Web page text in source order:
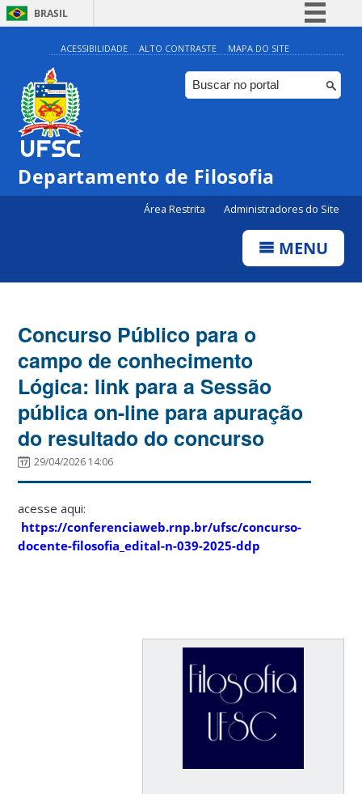
BRASIL
Simplifique!
Comunica BR
Participe
Canais
ACESSIBILIDADE ALTO CONTRASTE MAPA DO SITE
Departamento de Filosofia
Área Restrita Administradores do Site
MENU
Concurso Público para o
campo de conhecimento
Lógica: link para a Sessão
pública on-line para apuração
do resultado do concurso
29/04/2026 14:06
acesse aqui:
https://conferenciaweb.rnp.br/ufsc/concurso-
docente-filosofia_edital-n-039-2025-ddp